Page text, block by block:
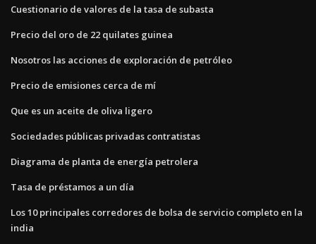
Cuestionario de valores de la tasa de subasta
Precio del oro de 22 quilates guinea
Nosotros las acciones de exploración de petróleo
Precio de emisiones cerca de mí
Que es un aceite de oliva ligero
Sociedades públicas privadas contratistas
Diagrama de planta de energía petrolera
Tasa de préstamos a un día
Los 10 principales corredores de bolsa de servicio completo en la
india